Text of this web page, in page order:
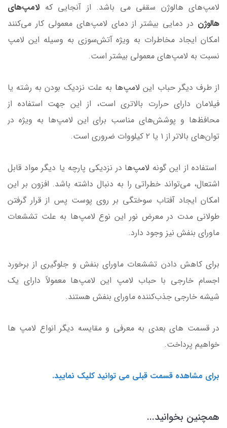
لامپ‌های هالوژن سقفی می باشد. از آنجایی که لامپ‌های
هالوژن در دمایی بیشتر از دمای لامپ‌های معمولی کار می‌کنند
امکان ایجاد مخاطرات به ویژه آتش‌سوزی به وسیله این لامپ
نسبت به لامپ‌های معمولی بیشتر است.
از طرف دیگر حباب اینلامپ‌ها به علت نزدیک بودن به رشته یا
فیلامان دارای حرارت بالاتری است، از این جهت استفاده از
محافظ‌ها و پوشش‌های مناسب برای این لامپ‌ها به ویژه در
توان‌های بالاتر از ۱ یا ۲ کیلووات ضروری است.
استفاده از این گونه لامپ‌ها در نزدیکی پارچه یا دیگر مواد قابل
اشتعال، می‌تواند خطراتی را به دنبال داشته باشد. افزون بر این
امکان ایجاد آفتاب سوختگی بر روی پوست پس از قرار گرفتن
طولانی مدت در معرض نور این نوع لامپ‌ها به علت تششعات
ماورای بنفش نیز وجود دارد.
برای کاهش دادن تششعات ماورای بنفش و جلوگیری از برخورد
اجسام خارجی با حباب لامپ این لامپ‌ها معمولاً دارای یک
شیشه خارجی جذب‌کننده ماورای بنفش هستند.
در قسمت های بعدی به معرفی و مقایسه دیگر انواع لامپ ها
خواهیم پرداخت.
برای مشاهده قسمت قبلی می توانید کلیک نمایید.
همچنین بخوانید...